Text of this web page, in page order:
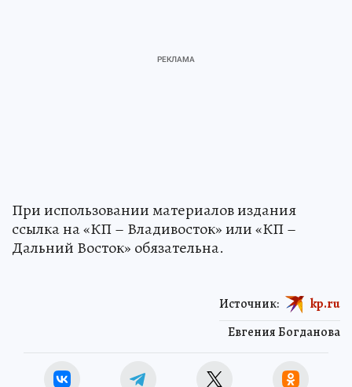
При использовании материалов издания
ссылка на «КП – Владивосток» или «КП –
Дальний Восток» обязательна.
Евгения Богданова
Источник: kp.ru